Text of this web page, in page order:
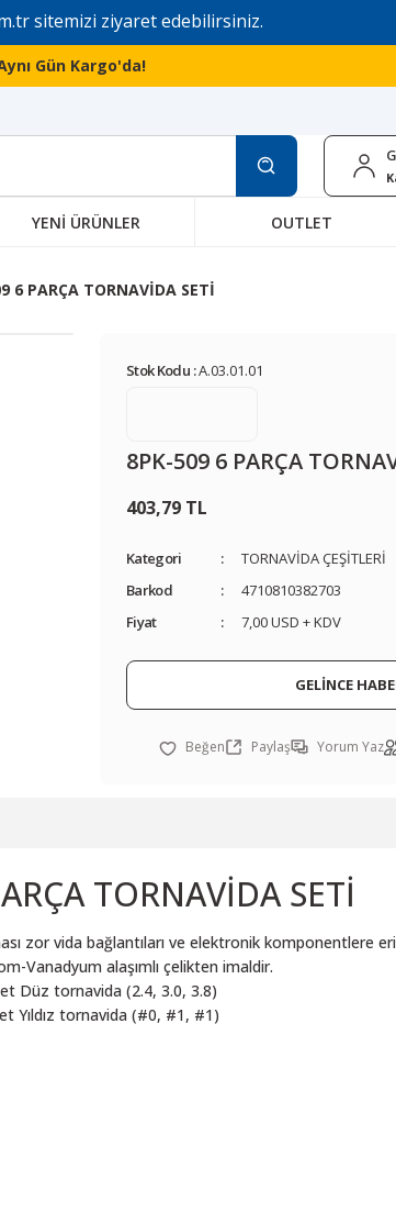
sitemizi ziyaret edebilirsiniz.
Gün Kargo'da!
YENİ ÜRÜNLER OUTLET
6 PARÇA TORNAVİDA SETİ
Stok Kodu :A.03.01.01
8PK-509 6 PARÇA
403,79 TL
Kategori
TORNAVİDA ÇEŞİTLERİ
Barkod
4710810382703
Fiyat
7,00 USD + KDV
GELİNCE
Paylaş Yorum Yaz
TORNAVİDA SETİ
zor vida bağlantıları ve elektronik komponentlere
Vanadyum alaşımlı çelikten imaldir.
Düz tornavida (2.4, 3.0, 3.8)
Yıldız tornavida (#0, #1, #1)